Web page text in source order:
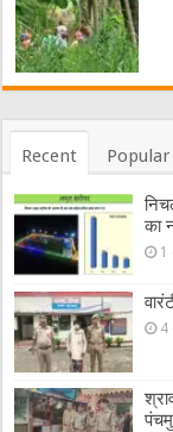
Recent Popular
का
1
4